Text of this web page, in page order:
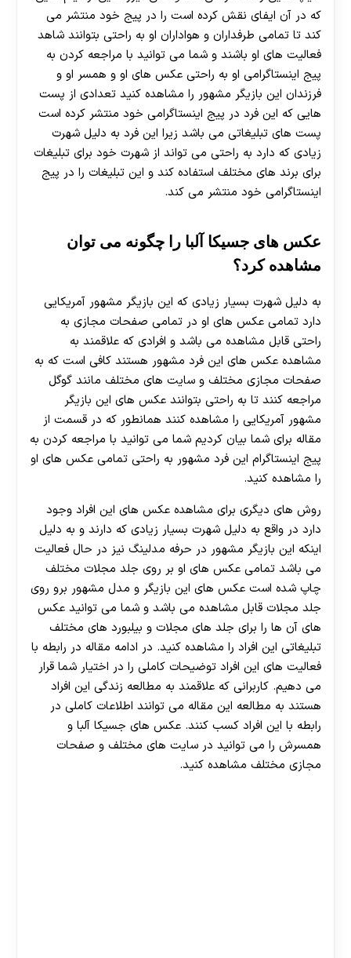
که در آن ایفای نقش کرده است را در پیج خود منتشر می
‌کند تا تمامی طرفداران و هواداران او به راحتی بتوانند شاهد
فعالیت های او باشند و شما می توانید با مراجعه کردن به
پیج اینستاگرامی او به راحتی عکس های او و همسر او و
فرزندان این بازیگر مشهور را مشاهده کنید تعدادی از پست
هایی که این فرد در پیج اینستاگرامی خود منتشر کرده است
پست های تبلیغاتی می باشد زیرا این فرد به دلیل شهرت
زیادی که دارد به راحتی می تواند از شهرت خود برای تبلیغات
برای برند های مختلف استفاده کند و این تبلیغات را در پیج
اینستاگرامی خود منتشر می‌ کند.
عکس های جسیکا آلبا را چگونه می توان
مشاهده کرد؟
به دلیل شهرت بسیار زیادی که این بازیگر مشهور آمریکایی
دارد تمامی عکس های او در تمامی صفحات مجازی به
راحتی قابل مشاهده می باشد و افرادی که علاقمند به
مشاهده عکس های این فرد مشهور هستند کافی است که به
صفحات مجازی مختلف و سایت های مختلف مانند گوگل
مراجعه کنند تا به راحتی بتوانند عکس های این بازیگر
مشهور آمریکایی را مشاهده کنند همانطور که در قسمت از
مقاله برای شما بیان کردیم شما می توانید با مراجعه کردن به
پیج اینستاگرام این فرد مشهور به راحتی تمامی عکس های او
را مشاهده کنید.
روش های دیگری برای مشاهده عکس های این افراد وجود
دارد در واقع به دلیل شهرت بسیار زیادی که دارند و به دلیل
اینکه این بازیگر مشهور در حرفه مدلینگ نیز در حال فعالیت
می باشد تمامی عکس های او بر روی جلد مجلات مختلف
چاپ شده است عکس های این بازیگر و مدل مشهور برو روی
جلد مجلات قابل مشاهده می باشد و شما می توانید عکس
های آن ها را برای جلد های مجلات و بیلبورد های مختلف
تبلیغاتی این افراد را مشاهده کنید. در ادامه مقاله در رابطه با
فعالیت های این افراد توضیحات کاملی را در اختیار شما قرار
می دهیم. کاربرانی که علاقمند به مطالعه زندگی این افراد
هستند به مطالعه این مقاله می توانند اطلاعات کاملی در
رابطه با این افراد کسب کنند‌. عکس های جسیکا آلبا و
همسرش را می توانید در سایت های مختلف و صفحات
مجازی مختلف مشاهده کنید.